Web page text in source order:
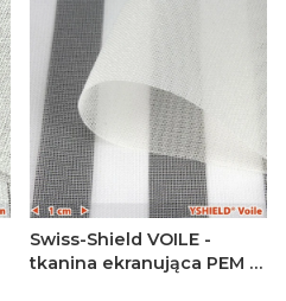
Swiss-Shield VOILE -
tkanina ekranująca PEM -